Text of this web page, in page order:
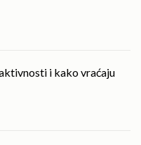
i kako vraćaju